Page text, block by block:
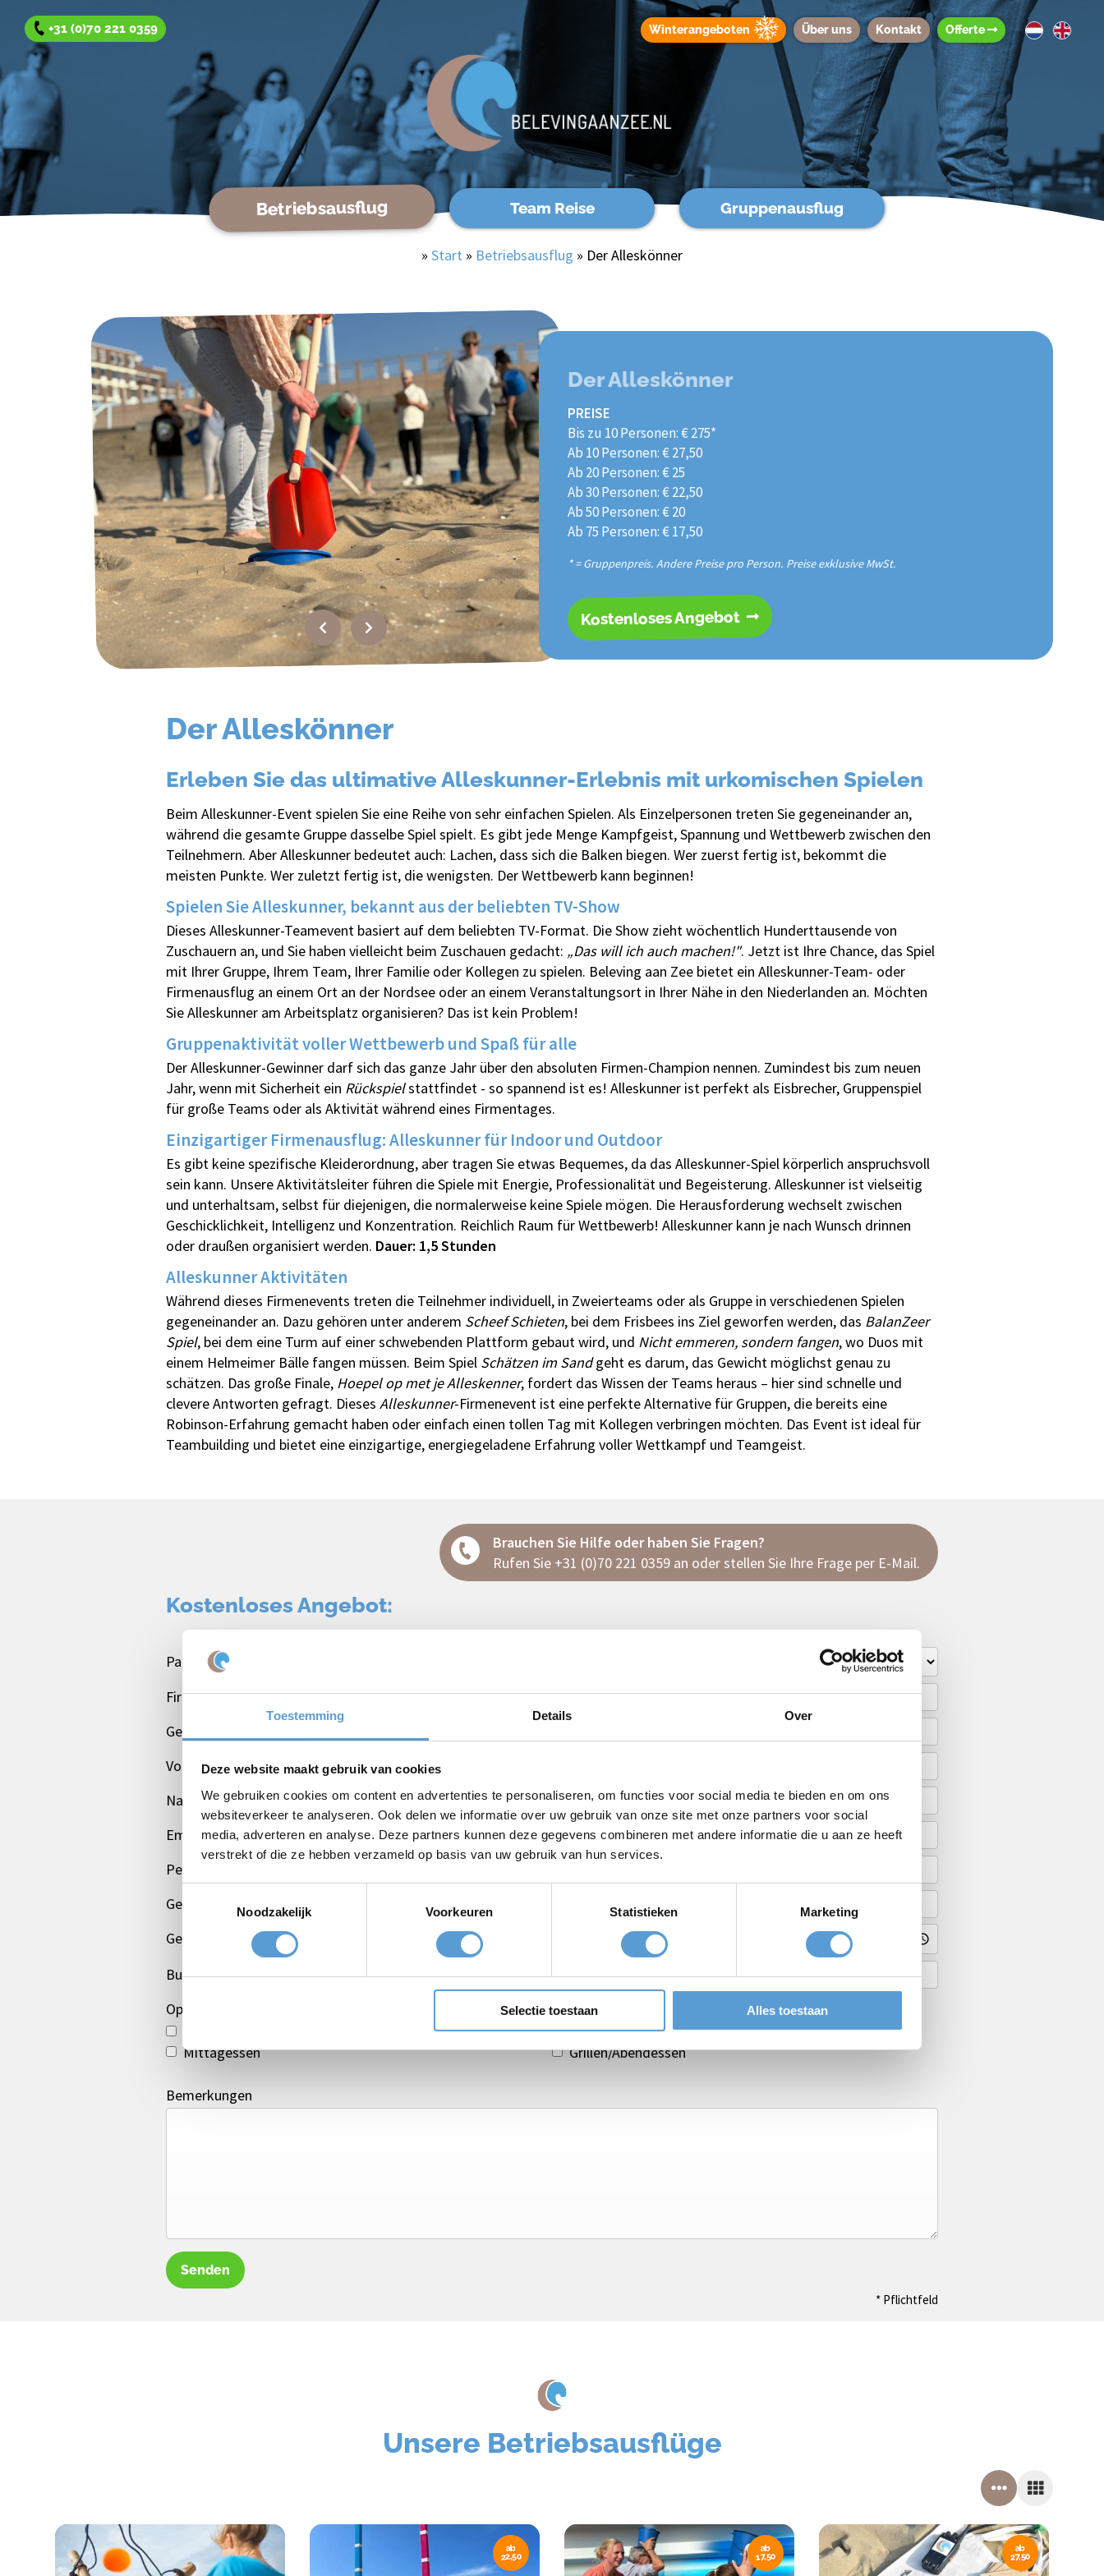
Toestemming Details Over
Deze website maakt gebruik van cookies
We gebruiken cookies om content en advertenties te personaliseren, om functies voor social media te bieden en om ons
websiteverkeer te analyseren. Ook delen we informatie over uw gebruik van onze site met onze partners voor social
media, adverteren en analyse. Deze partners kunnen deze gegevens combineren met andere informatie die u aan ze heeft
verstrekt of die ze hebben verzameld op basis van uw gebruik van hun services.
Noodzakelijk
Voorkeuren Statistieken Marketing
Selectie toestaan Alles toestaan
+31 (0)70 221 0359 Winterangeboten Über uns Kontakt Offerte
Betriebsausflug Team Reise Gruppenausflug
» Start » Betriebsausflug » Der Alleskönner
Der Alleskönner
PREISE
Bis zu 10 Personen: € 275*
Ab 10 Personen: € 27,50
Ab 20 Personen: € 25
Ab 30 Personen: € 22,50
Ab 50 Personen: € 20
Ab 75 Personen: € 17,50
* = Gruppenpreis. Andere Preise pro Person. Preise exklusive MwSt.
Kostenloses Angebot
Der Alleskönner
Erleben Sie das ultimative Alleskunner-Erlebnis mit urkomischen Spielen
Beim Alleskunner-Event spielen Sie eine Reihe von sehr einfachen Spielen. Als Einzelpersonen treten Sie gegeneinander an,
während die gesamte Gruppe dasselbe Spiel spielt. Es gibt jede Menge Kampfgeist, Spannung und Wettbewerb zwischen den
Teilnehmern. Aber Alleskunner bedeutet auch: Lachen, dass sich die Balken biegen. Wer zuerst fertig ist, bekommt die
meisten Punkte. Wer zuletzt fertig ist, die wenigsten. Der Wettbewerb kann beginnen!
Spielen Sie Alleskunner, bekannt aus der beliebten TV-Show
Dieses Alleskunner-Teamevent basiert auf dem beliebten TV-Format. Die Show zieht wöchentlich Hunderttausende von
Zuschauern an, und Sie haben vielleicht beim Zuschauen gedacht: „Das will ich auch machen!". Jetzt ist Ihre Chance, das Spiel
mit Ihrer Gruppe, Ihrem Team, Ihrer Familie oder Kollegen zu spielen. Beleving aan Zee bietet ein Alleskunner-Team- oder
Firmenausflug an einem Ort an der Nordsee oder an einem Veranstaltungsort in Ihrer Nähe in den Niederlanden an. Möchten
Sie Alleskunner am Arbeitsplatz organisieren? Das ist kein Problem!
Gruppenaktivität voller Wettbewerb und Spaß für alle
Der Alleskunner-Gewinner darf sich das ganze Jahr über den absoluten Firmen-Champion nennen. Zumindest bis zum neuen
Jahr, wenn mit Sicherheit ein Rückspielstattfindet - so spannend ist es! Alleskunner ist perfekt als Eisbrecher, Gruppenspiel
für große Teams oder als Aktivität während eines Firmentages.
Einzigartiger Firmenausflug: Alleskunner für Indoor und Outdoor
Es gibt keine spezifische Kleiderordnung, aber tragen Sie etwas Bequemes, da das Alleskunner-Spiel körperlich anspruchsvoll
sein kann. Unsere Aktivitätsleiter führen die Spiele mit Energie, Professionalität und Begeisterung. Alleskunner ist vielseitig
und unterhaltsam, selbst für diejenigen, die normalerweise keine Spiele mögen. Die Herausforderung wechselt zwischen
Geschicklichkeit, Intelligenz und Konzentration. Reichlich Raum für Wettbewerb! Alleskunner kann je nach Wunsch drinnen
oder draußen organisiert werden. Dauer: 1,5 Stunden
Alleskunner Aktivitäten
Während dieses Firmenevents treten die Teilnehmer individuell, in Zweierteams oder als Gruppe in verschiedenen Spielen
gegeneinander an. Dazu gehören unter anderem Scheef Schieten, bei dem Frisbees ins Ziel geworfen werden, das BalanZeer
Spiel, bei dem eine Turm auf einer schwebenden Plattform gebaut wird, und Nicht emmeren, sondern fangen, wo Duos mit
einem Helmeimer Bälle fangen müssen. Beim Spiel Schätzen im Sandgeht es darum, das Gewicht möglichst genau zu
schätzen. Das große Finale, Hoepel op met je Alleskenner, fordert das Wissen der Teams heraus – hier sind schnelle und
clevere Antworten gefragt. Dieses Alleskunner-Firmenevent ist eine perfekte Alternative für Gruppen, die bereits eine
Robinson-Erfahrung gemacht haben oder einfach einen tollen Tag mit Kollegen verbringen möchten. Das Event ist ideal für
Teambuilding und bietet eine einzigartige, energiegeladene Erfahrung voller Wettkampf und Teamgeist.
Brauchen Sie Hilfe oder haben Sie Fragen?
Rufen Sie +31 (0)70 221 0359 an oder stellen Sie Ihre Frage per E-Mail.
Kostenloses Angebot:
Paket
Firmen/Gruppenname
Gelegenheit
Vorname
Nachname
Email *
Personenzahl
Geplanter Zeitpunkt
Gewünschte Startzeit
Budget
Optionen/Ergänzungen
Getränkearrangement
Mittagessen
Grillen/Abendessen
Bemerkungen
Senden
* Pflichtfeld
Unsere Betriebsausflüge
ab
22,50
ab
17,50
ab
27,50